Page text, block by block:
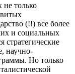
не только
(!!) все более
и социальных
стратегические
научно-
Но только